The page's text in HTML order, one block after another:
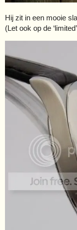
Hij zit in een mooie
(Let ook op de